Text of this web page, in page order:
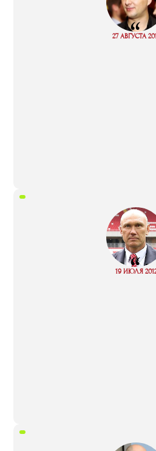
“
27 АВГУСТА
Read
“
19 ИЮЛЯ
Read